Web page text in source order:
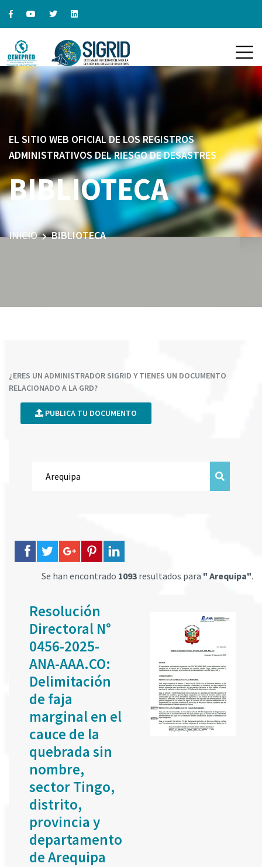
EL SITIO WEB OFICIAL DE LOS REGISTROS
ADMINISTRATIVOS DEL RIESGO DE DESASTRES
BIBLIOTECA
INICIO BIBLIOTECA
¿ERES UN ADMINISTRADOR SIGRID Y TIENES UN DOCUMENTO
RELACIONADO A LA GRD?
PUBLICA TU DOCUMENTO
Se han encontrado 1093 resultados para " Arequipa".
Resolución
Directoral N°
0456-2025-
ANA-AAA.CO:
Delimitación
de faja
marginal en el
cauce de la
quebrada sin
nombre,
sector Tingo,
distrito,
provincia y
departamento
de Arequipa